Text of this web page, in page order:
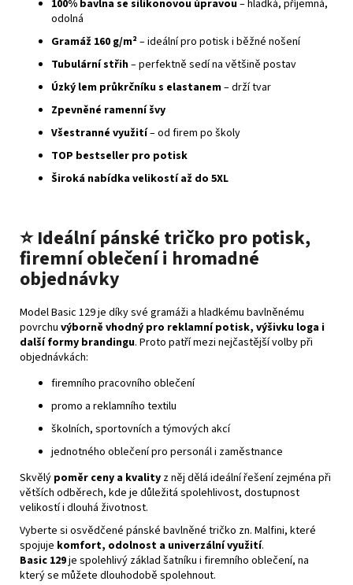
100% bavlna se silikonovou úpravou– hladká, příjemná,
odolná
Gramáž 160 g/m²– ideální pro potisk i běžné nošení
Tubulární střih– perfektně sedí na většině postav
Úzký lem průkrčníku s elastanem– drží tvar
Zpevněné ramenní švy
Všestranné využití– od firem po školy
TOP bestseller pro potisk
Široká nabídka velikostí až do 5XL
⭐ Ideální pánské tričko pro potisk,
firemní oblečení i hromadné
objednávky
Model Basic 129 je díky své gramáži a hladkému bavlněnému
povrchu výborně vhodný pro reklamní potisk, výšivku loga i
další formy brandingu. Proto patří mezi nejčastější volby při
objednávkách:
firemního pracovního oblečení
promo a reklamního textilu
školních, sportovních a týmových akcí
jednotného oblečení pro personál i zaměstnance
Skvělý poměr ceny a kvality z něj dělá ideální řešení zejména při
větších odběrech, kde je důležitá spolehlivost, dostupnost
velikostí i dlouhá životnost.
Vyberte si osvědčené pánské bavlněné tričko zn. Malfini, které
spojuje komfort, odolnost a univerzální využití.
Basic 129je spolehlivý základ šatníku i firemního oblečení, na
který se můžete dlouhodobě spolehnout.